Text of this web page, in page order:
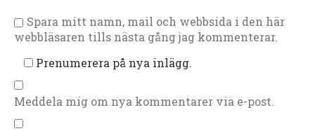
Spara mitt namn, mail och webbsida i den här
webbläsaren tills nästa gång jag kommenterar.
Prenumerera på nya inlägg.
Meddela mig om nya kommentarer via e-post.